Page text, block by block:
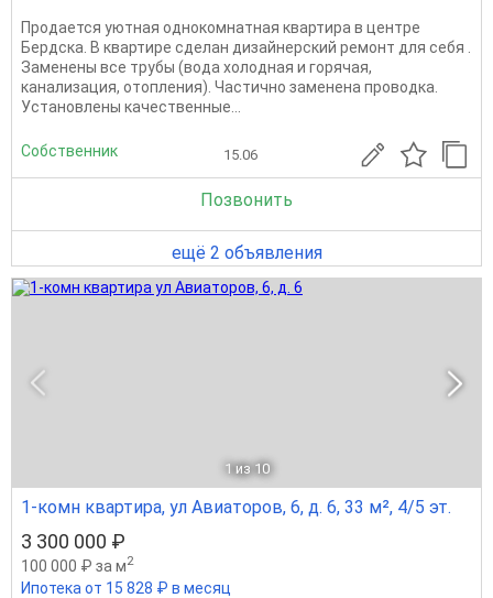
Продается уютная однокомнатная квартира в центре
Бердска. В квартире сделан дизайнерский ремонт для себя .
Заменены все трубы (вода холодная и горячая,
канализация, отопления). Частично заменена проводка.
Установлены качественные...
Собственник 15.06
Позвонить
ещё 2 объявления
1 из 10
1-комн квартира, ул Авиаторов, 6, д. 6, 33 м², 4/5 эт.
3 300 000 ₽
100 000 ₽ за м2
Ипотека от 15 828 ₽ в месяц